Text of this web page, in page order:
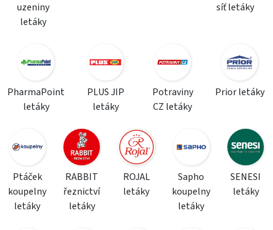
uzeniny
letáky
síť letáky
PharmaPoint
letáky
PLUS JIP
letáky
Potraviny
CZ letáky
Prior letáky
Ptáček
koupelny
letáky
RABBIT
řeznictví
letáky
ROJAL
letáky
Sapho
koupelny
letáky
SENESI
letáky